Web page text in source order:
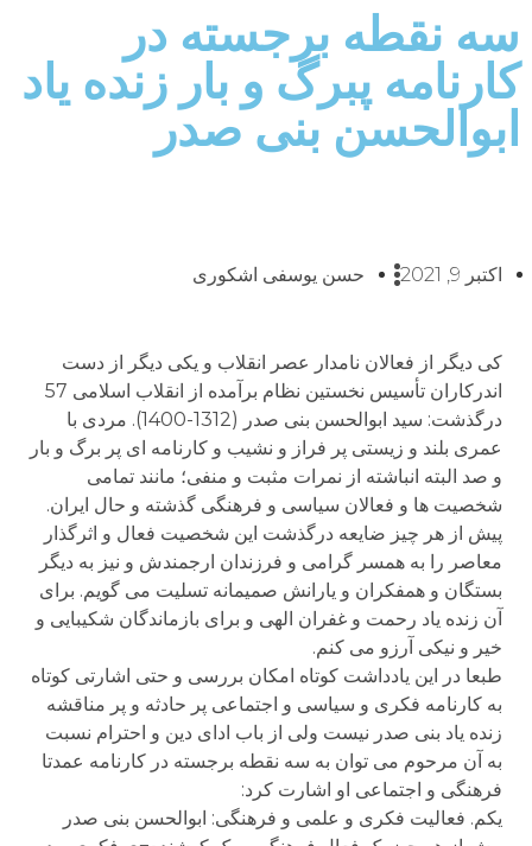
سه نقطه برجسته در
کارنامه پبرگ و بار زنده یاد
ابوالحسن بنی صدر
اکتبر 9, 2021 حسن یوسفی اشکوری
کی دیگر از فعالان نامدار عصر انقلاب و یکی دیگر از دست
اندرکاران تأسیس نخستین نظام برآمده از انقلاب اسلامی 57
درگذشت: سید ابوالحسن بنی صدر (1312-1400). مردی با
عمری بلند و زیستی پر فراز و نشیب و کارنامه ای پر برگ و بار
و صد البته انباشته از نمرات مثبت و منفی؛ مانند تمامی
شخصیت ها و فعالان سیاسی و فرهنگی گذشته و حال ایران.
پیش از هر چیز ضایعه درگذشت این شخصیت فعال و اثرگذار
معاصر را به همسر گرامی و فرزندان ارجمندش و نیز به دیگر
بستگان و همفکران و یارانش صمیمانه تسلیت می گویم. برای
آن زنده یاد رحمت و غفران الهی و برای بازماندگان شکیبایی و
خیر و نیکی آرزو می کنم.
طبعا در این یادداشت کوتاه امکان بررسی و حتی اشارتی کوتاه
به کارنامه فکری و سیاسی و اجتماعی پر حادثه و پر مناقشه
زنده یاد بنی صدر نیست ولی از باب ادای دین و احترام نسبت
به آن مرحوم می توان به سه نقطه برجسته در کارنامه عمدتا
فرهنگی و اجتماعی او اشارت کرد:
یکم. فعالیت فکری و علمی و فرهنگی: ابوالحسن بنی صدر